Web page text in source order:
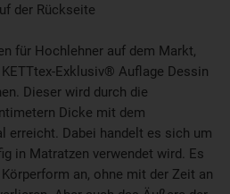
der Rückseite
für Hochlehner auf dem Markt,
Exklusiv® Auflage Dessin
Dieser wird durch die
Dicke mit dem
erreicht. Dabei handelt es sich um
in Matratzen verwendet wird. Es
an, ohne mit der Zeit an